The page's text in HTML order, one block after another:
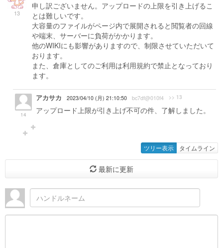
13
申し訳ございません。アップロードの上限を引き上げるこ
とは難しいです。
大容量のファイルがページ内で展開されると閲覧者の回線
や端末、サーバーに負荷がかかります。
他のWIKIにも影響がありますので、制限させていただいて
おります。
また、倉庫としてのご利用は利用規約で禁止となっており
ます。
14
アカサカ 2023/04/10 (月) 21:10:50 bc7df@010f4 >> 13
アップロード上限が引き上げ不可の件、了解しました。
ツリー表示 タイムライン
最新に更新